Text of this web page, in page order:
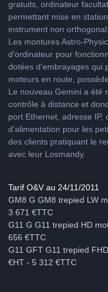
gratuits, ordinateur
permettant mise en
instrument non orthogonal.
Les montures Astro-
d'ordinateur pour
dotées d'embrayages qui
moteurs en route,
Le nouveau Gemini a été
contrôle à distance et
port Ethernet, adresse IP,
d'alimentation pour les
des clients pratiquant le
avec leur Losmandy.
Tarif O&V au 24/11/2011
GM8 G GM8 trepied LW
3 671 €TTC
G11 G G11 trepied HD
656 €TTC
G11 GFT G11 trepied
€HT - 5 312 €TTC